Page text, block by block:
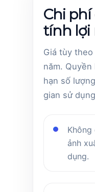
Chi
tính lợi
Giá tùy theo
năm.
hạn số
gian sử
ảnh
dụng.